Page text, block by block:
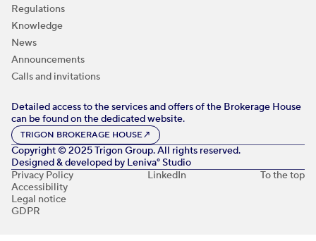
Regulations
Knowledge
News
Announcements
Calls and invitations
Detailed access to the services and offers of the Brokerage House
can be found on the dedicated website.
TRIGON BROKERAGE HOUSE↗
Copyright © 2025 Trigon Group. All rights reserved.
Designed & developed by Leniva° Studio
Privacy Policy
Accessibility
Legal notice
GDPR
LinkedIn To the top